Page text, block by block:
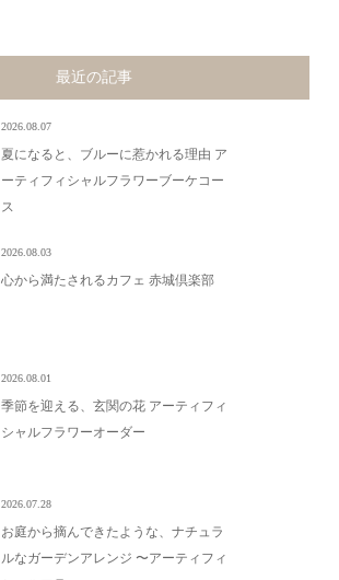
最近の記事
2026.08.07
夏になると、ブルーに惹かれる理由 ア
ーティフィシャルフラワーブーケコー
ス
2026.08.03
心から満たされるカフェ 赤城倶楽部
2026.08.01
季節を迎える、玄関の花 アーティフィ
シャルフラワーオーダー
2026.07.28
お庭から摘んできたような、ナチュラ
ルなガーデンアレンジ 〜アーティフィ